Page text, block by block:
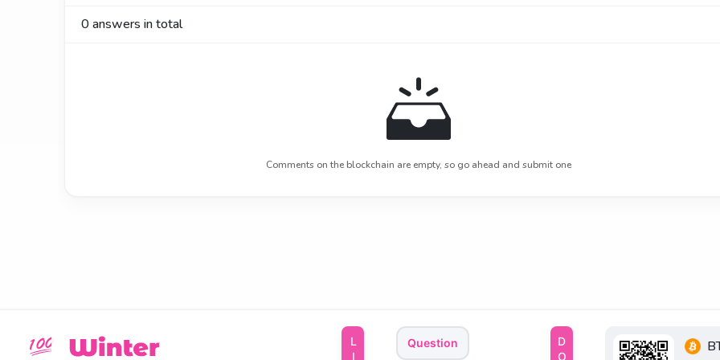
0answers in total
Comments on the blockchain are empty, so go ahead and submit one
Question